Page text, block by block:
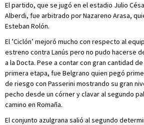
El partido, que se jugó en el estadio Julio
Alberdi, fue arbitrado por Nazareno Arasa,
Esteban Rolón.
El ’Ciclón’ mejoró mucho con respecto al
estreno contra Lanús pero no pudo hacerse
a la Docta. Pese a contar con gran cantidad
primera etapa, fue Belgrano quien pegó
de riesgo con Passerini mostrando su gran
pecho desde un córner y clavar al segundo
camino en Romaña.
El conjunto azulgrana salió al segundo